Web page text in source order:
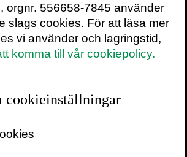
överallt och det finns
guid in i deras mystiska
Sheldrake. Passionerad,
ochUnder en vit
resa i svamparnas
orgnr. 556658-7845 använder
slags cookies. För att läsa mer
vi använder och lagringstid,
komma till vår cookiepolicy.
cookieinställningar